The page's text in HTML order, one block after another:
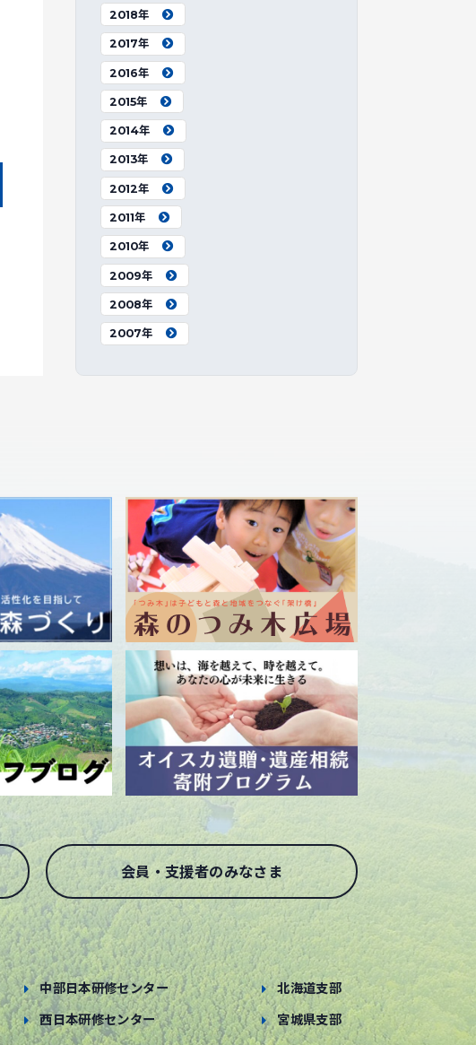
2018年
2017年
2016年
2015年
2014年
2013年
2012年
2011年
2010年
2009年
2008年
2007年
会員・支援者のみなさま
中部日本研修センター
西日本研修センター
北海道支部
宮城県支部